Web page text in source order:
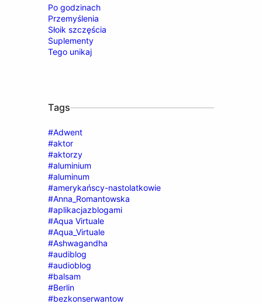
Po godzinach
Przemyślenia
Słoik szczęścia
Suplementy
Tego unikaj
Tags
#Adwent
#aktor
#aktorzy
#aluminium
#aluminum
#amerykańscy-nastolatkowie
#Anna_Romantowska
#aplikacjazblogami
#Aqua Virtuale
#Aqua_Virtuale
#Ashwagandha
#audiblog
#audioblog
#balsam
#Berlin
#bezkonserwantow